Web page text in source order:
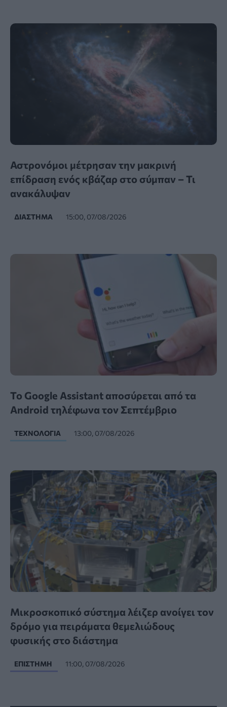
Αστρονόμοι μέτρησαν την μακρινή
επίδραση ενός κβάζαρ στο σύμπαν – Τι
ανακάλυψαν
ΔΙΆΣΤΗΜΑ 15:00, 07/08/2026
Το Google Assistant αποσύρεται από τα
Android τηλέφωνα τον Σεπτέμβριο
ΤΕΧΝΟΛΟΓΊΑ 13:00, 07/08/2026
Μικροσκοπικό σύστημα λέιζερ ανοίγει τον
δρόμο για πειράματα θεμελιώδους
φυσικής στο διάστημα
ΕΠΙΣΤΉΜΗ 11:00, 07/08/2026